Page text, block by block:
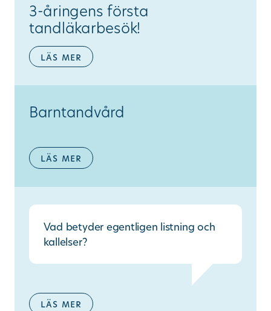
3-åringens första
tandläkarbesök!
läs mer
Barntandvård
läs mer
Vad betyder egentligen listning och
kallelser?
läs mer